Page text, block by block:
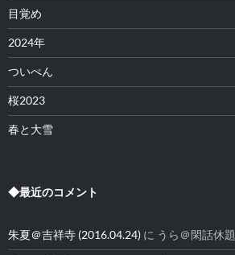
目覚め
2024年
ついぺん
桜2023
春と大雪
◆最近のコメント
朱夏＠吉祥寺 (2016.04.24) に うら＠閑話休題